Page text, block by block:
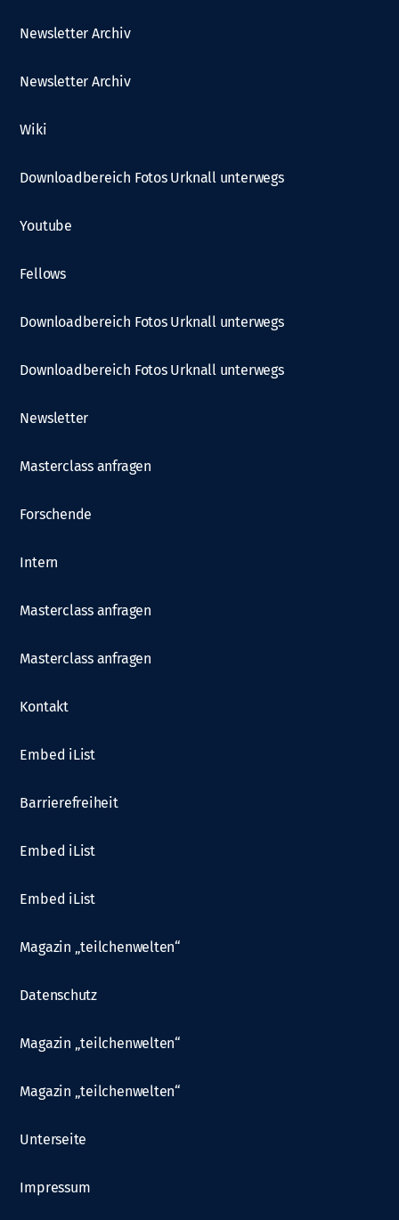
Newsletter Archiv
Newsletter Archiv
Wiki
Downloadbereich Fotos Urknall unterwegs
Youtube
Fellows
Downloadbereich Fotos Urknall unterwegs
Downloadbereich Fotos Urknall unterwegs
Newsletter
Masterclass anfragen
Forschende
Intern
Masterclass anfragen
Masterclass anfragen
Kontakt
Embed iList
Barrierefreiheit
Embed iList
Embed iList
Magazin „teilchenwelten“
Datenschutz
Magazin „teilchenwelten“
Magazin „teilchenwelten“
Unterseite
Impressum